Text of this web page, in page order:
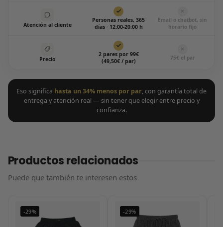
Atención al cliente
Personas reales, 365
días · 12:00-20:00 h
Email o chatbot, sin
horario fijo
Precio
2 pares por 99€
(49,50€ / par)
75€ el par
Eso significa hasta un 34% menos por par, con garantía total de
entrega y atención real — sin tener que elegir entre precio y
confianza.
Productos relacionados
Puede que también te interesen estos
-29% -29%